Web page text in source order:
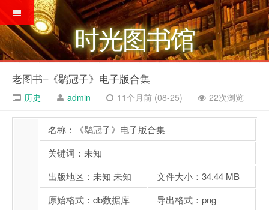
时光图书馆
老图书–《鹖冠子》电子版合集
历史 admin 11个月前 (08-25) 22次浏览
名称：《鹖冠子》电子版合集
关键词：未知
出版地区：未知 未知
文件大小：34.44 MB
原始格式：db数据库
导出格式：png